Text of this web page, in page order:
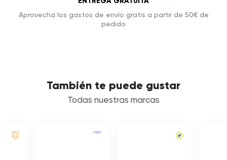
Aprovecha los gastos de envío gratis a partir de 50€ de
pedido
También te puede gustar
Todas nuestras marcas